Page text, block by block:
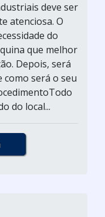
deve ser
atenciosa. O
do
que melhor
Depois, será
como será o seu
do local...